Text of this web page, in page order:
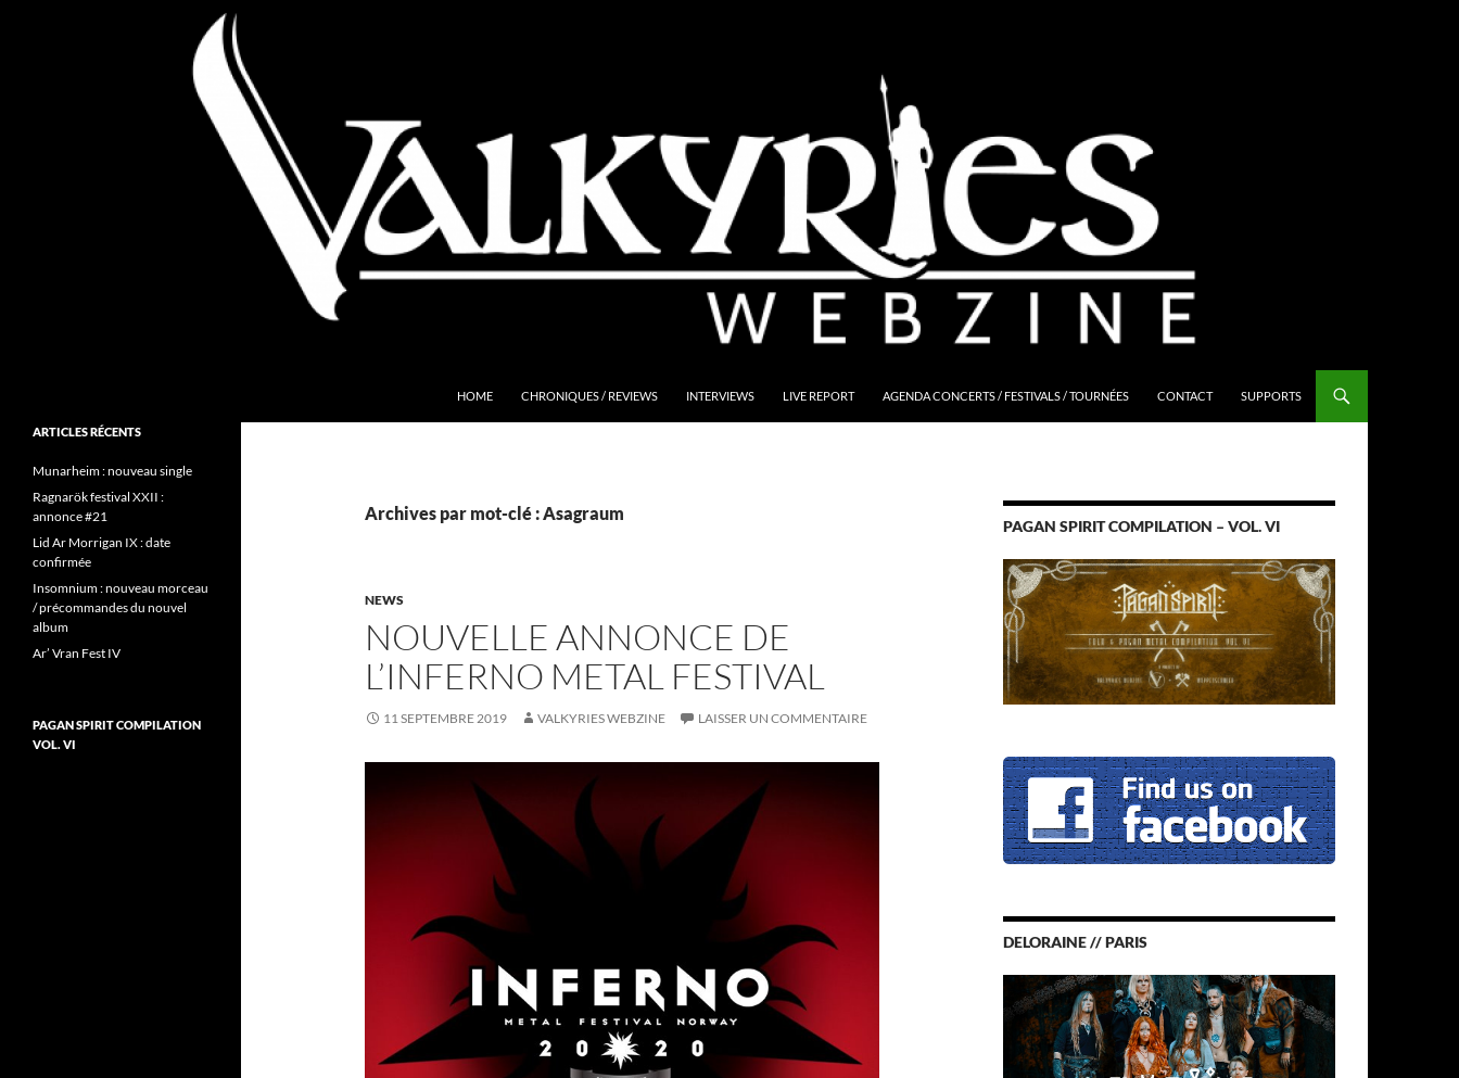
HOME CHRONIQUES / REVIEWS INTERVIEWS LIVE REPORT AGENDA CONCERTS / FESTIVALS / TOURNÉES CONTACT SUPPORTS
Archives par mot-clé : Asagraum
NEWS
NOUVELLE ANNONCE DE
L’INFERNO METAL FESTIVAL
11 SEPTEMBRE 2019 VALKYRIES WEBZINE LAISSER UN COMMENTAIRE
PAGAN SPIRIT COMPILATION – VOL. VI
DELORAINE // PARIS
Folk Pagan Webzine
ARTICLES RÉCENTS
Munarheim : nouveau single
Ragnarök festival XXII :
annonce #21
Lid Ar Morrigan IX : date
confirmée
Insomnium : nouveau morceau
/ précommandes du nouvel
album
Ar’ Vran Fest IV
PAGAN SPIRIT COMPILATION
VOL. VI